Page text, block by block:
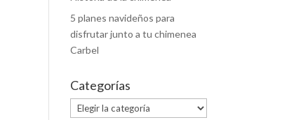
5 planes navideños para
disfrutar junto a tu chimenea
Carbel
Categorías
Categorías